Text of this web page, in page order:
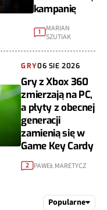
kampanię
1
MARIAN
SZUTIAK
GRY06 SIE 2026
Gry z Xbox 360
zmierzają na PC,
a płyty z obecnej
generacji
zamienią się w
Game Key Cardy
2 PAWEŁ MARETYCZ
Popularne